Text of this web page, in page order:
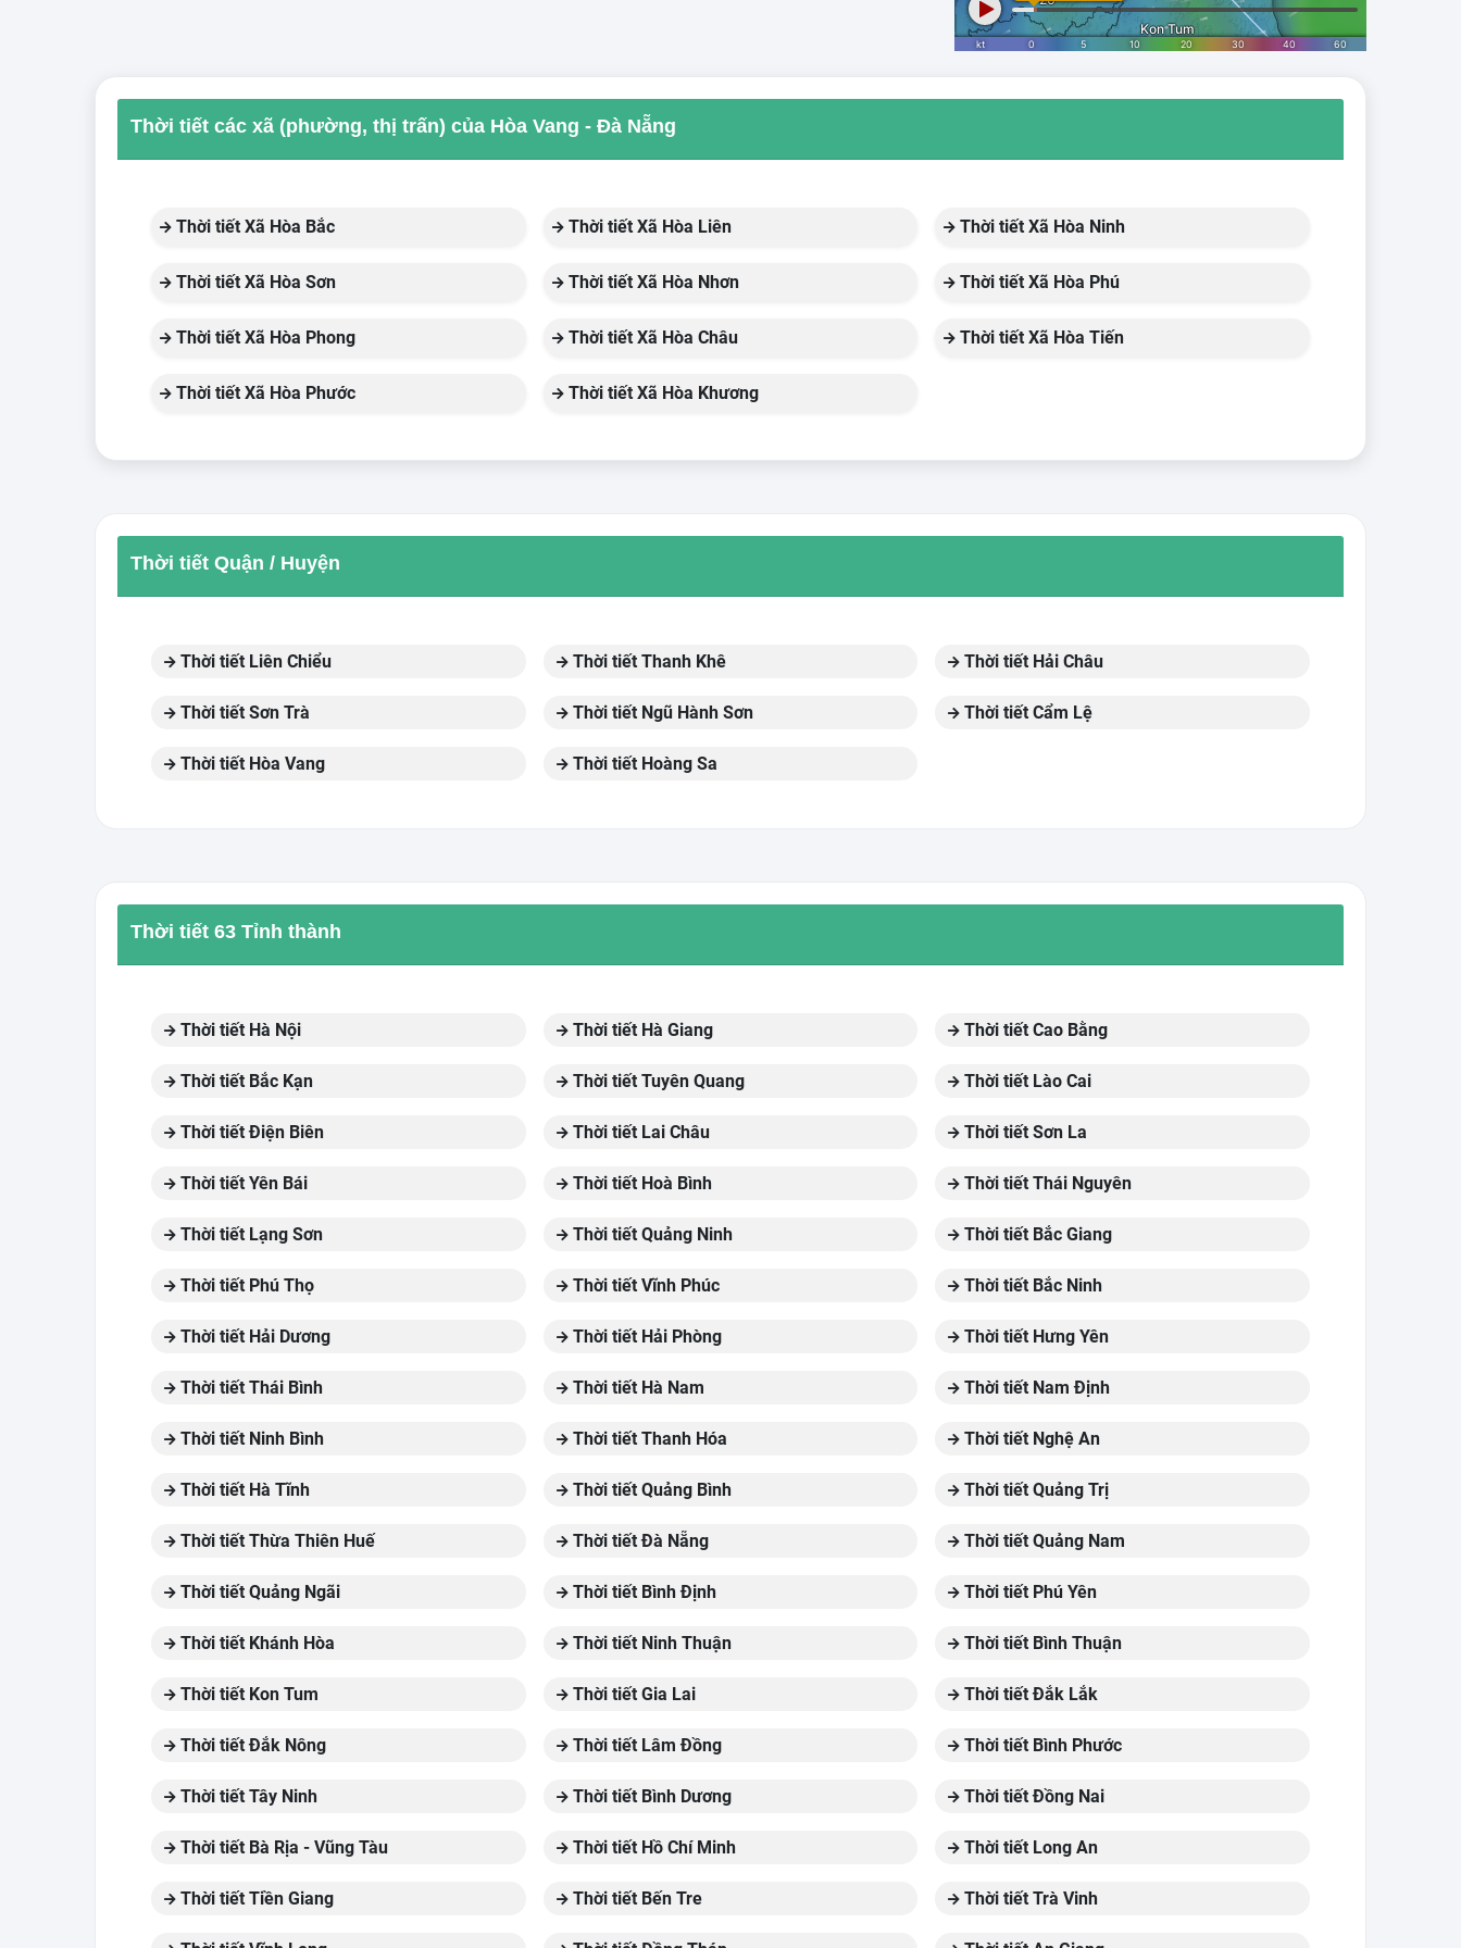
Thời tiết các xã (phường, thị trấn) của Hòa Vang - Đà Nẵng
Thời tiết Xã Hòa Bắc Thời tiết Xã Hòa Liên Thời tiết Xã Hòa Ninh
Thời tiết Xã Hòa Sơn Thời tiết Xã Hòa Nhơn Thời tiết Xã Hòa Phú
Thời tiết Xã Hòa Phong Thời tiết Xã Hòa Châu Thời tiết Xã Hòa Tiến
Thời tiết Xã Hòa Phước Thời tiết Xã Hòa Khương
Thời tiết Quận / Huyện
Thời tiết Liên Chiểu Thời tiết Thanh Khê Thời tiết Hải Châu
Thời tiết Sơn Trà Thời tiết Ngũ Hành Sơn Thời tiết Cẩm Lệ
Thời tiết Hòa Vang Thời tiết Hoàng Sa
Thời tiết 63 Tỉnh thành
Thời tiết Hà Nội Thời tiết Hà Giang Thời tiết Cao Bằng
Thời tiết Bắc Kạn Thời tiết Tuyên Quang Thời tiết Lào Cai
Thời tiết Điện Biên Thời tiết Lai Châu Thời tiết Sơn La
Thời tiết Yên Bái Thời tiết Hoà Bình Thời tiết Thái Nguyên
Thời tiết Lạng Sơn Thời tiết Quảng Ninh Thời tiết Bắc Giang
Thời tiết Phú Thọ Thời tiết Vĩnh Phúc Thời tiết Bắc Ninh
Thời tiết Hải Dương Thời tiết Hải Phòng Thời tiết Hưng Yên
Thời tiết Thái Bình Thời tiết Hà Nam Thời tiết Nam Định
Thời tiết Ninh Bình Thời tiết Thanh Hóa Thời tiết Nghệ An
Thời tiết Hà Tĩnh Thời tiết Quảng Bình Thời tiết Quảng Trị
Thời tiết Thừa Thiên Huế Thời tiết Đà Nẵng Thời tiết Quảng Nam
Thời tiết Quảng Ngãi Thời tiết Bình Định Thời tiết Phú Yên
Thời tiết Khánh Hòa Thời tiết Ninh Thuận Thời tiết Bình Thuận
Thời tiết Kon Tum Thời tiết Gia Lai Thời tiết Đắk Lắk
Thời tiết Đắk Nông Thời tiết Lâm Đồng Thời tiết Bình Phước
Thời tiết Tây Ninh Thời tiết Bình Dương Thời tiết Đồng Nai
Thời tiết Bà Rịa - Vũng Tàu Thời tiết Hồ Chí Minh Thời tiết Long An
Thời tiết Tiền Giang Thời tiết Bến Tre Thời tiết Trà Vinh